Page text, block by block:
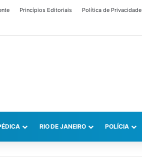
Princípios Editoriais Política de Privacidade
RIO DE JANEIRO POLÍCIA